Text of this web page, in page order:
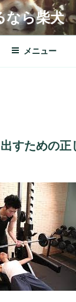
なら柴犬
メニュー
すための正